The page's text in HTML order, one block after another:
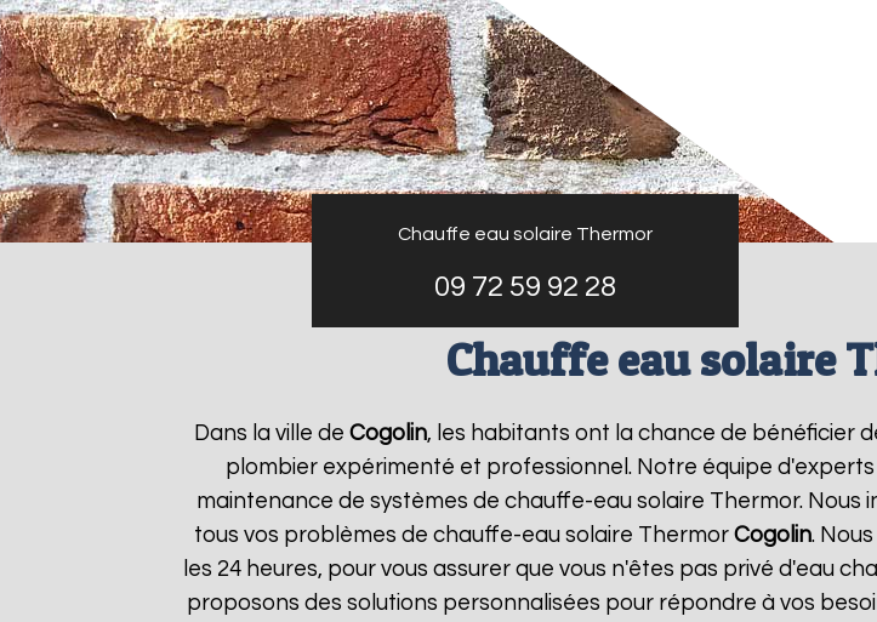
Chauffe eau solaire Thermor
09 72 59 92 28
Chauffe eau solaire
Dans la ville de Cogolin, les habitants ont la chance de bénéficier
plombier expérimenté et professionnel. Notre équipe
maintenance de systèmes de chauffe-eau solaire Thermor.
tous vos problèmes de chauffe-eau solaire Thermor Cogolin.
les 24 heures, pour vous assurer que vous n'êtes pas privé d'eau
proposons des solutions personnalisées pour répondre à vos